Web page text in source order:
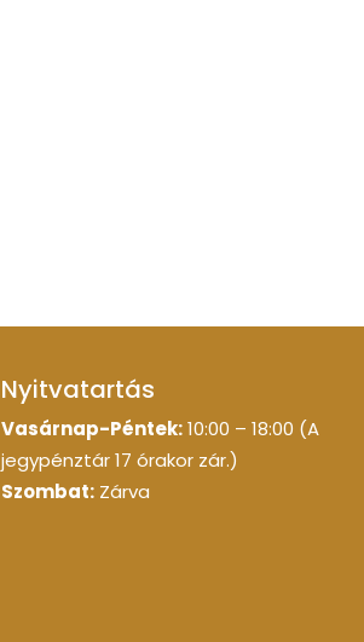
Nyitvatartás
Vasárnap-Péntek:10:00 – 18:00 (A
jegypénztár 17 órakor zár.)
Szombat: Zárva